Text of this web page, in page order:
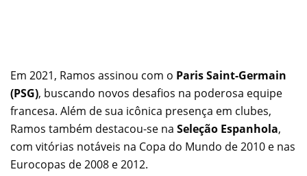
Em 2021, Ramos assinou com o Paris Saint-Germain
(PSG), buscando novos desafios na poderosa equipe
francesa. Além de sua icônica presença em clubes,
Ramos também destacou-se na Seleção Espanhola,
com vitórias notáveis na Copa do Mundo de 2010 e nas
Eurocopas de 2008 e 2012.